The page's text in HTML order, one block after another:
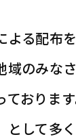
る配布
域のみな
おりま
して多